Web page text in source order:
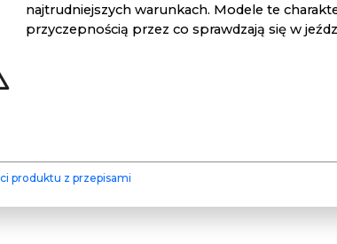
najtrudniejszych warunkach. Modele te
przyczepnością przez co sprawdzają się w
produktu z przepisami